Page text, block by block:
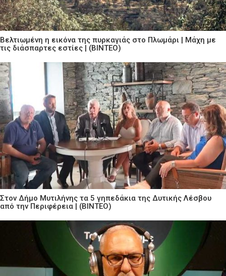
Βελτιωμένη η εικόνα της πυρκαγιάς στο Πλωμάρι | Μάχη με
τις διάσπαρτες εστίες | (ΒΙΝΤΕΟ)
Στον Δήμο Μυτιλήνης τα 5 γηπεδάκια της Δυτικής Λέσβου
από την Περιφέρεια | (ΒΙΝΤΕΟ)